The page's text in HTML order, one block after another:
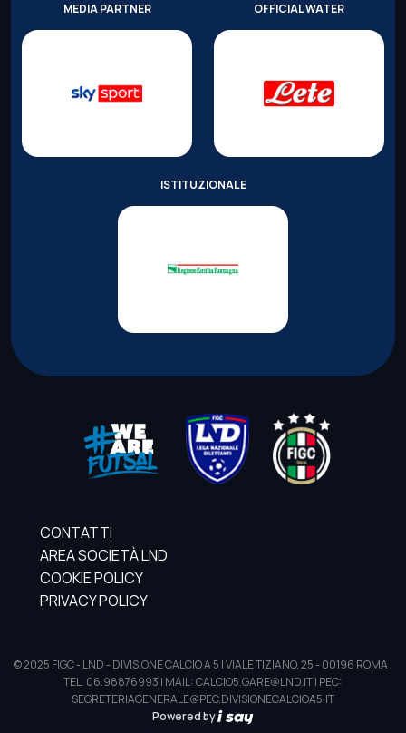
MEDIA PARTNER OFFICIAL WATER
ISTITUZIONALE
CONTATTI
AREA SOCIETÀ LND
COOKIE POLICY
PRIVACY POLICY
© 2025 FIGC - LND - DIVISIONE CALCIO A 5 | VIALE TIZIANO, 25 - 00196 ROMA |
TEL. 06.98876993 | MAIL: CALCIO5.GARE@LND.IT | PEC:
SEGRETERIAGENERALE@PEC.DIVISIONECALCIOA5.IT
Powered by